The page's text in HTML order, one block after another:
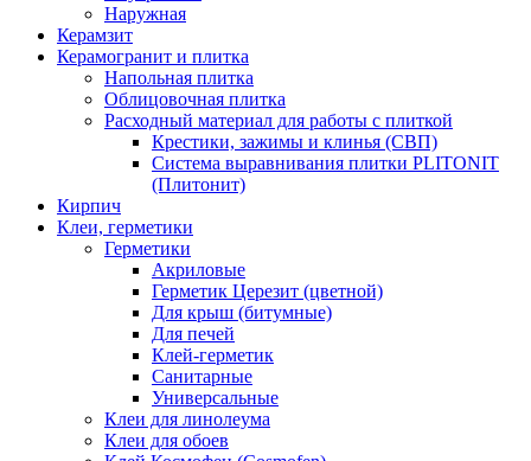
Наружная
Керамзит
Керамогранит и плитка
Напольная плитка
Облицовочная плитка
Расходный материал для работы с плиткой
Крестики, зажимы и клинья (СВП)
Система выравнивания плитки PLITONIT
(Плитонит)
Кирпич
Клеи, герметики
Герметики
Акриловые
Герметик Церезит (цветной)
Для крыш (битумные)
Для печей
Клей-герметик
Санитарные
Универсальные
Клеи для линолеума
Клеи для обоев